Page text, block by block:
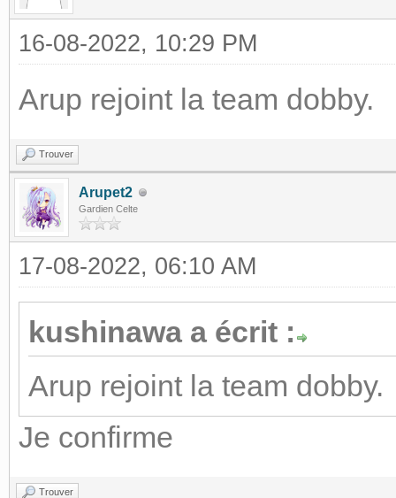
16-08-2022, 10:29 PM
Arup rejoint la team dobby.
Trouver
Arupet2
Gardien Celte
17-08-2022, 06:10 AM
kushinawa a écrit :
Arup rejoint la team dobby.
Je confirme
Trouver